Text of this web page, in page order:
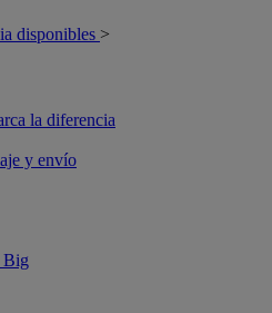
disponibles >
la diferencia
y envío
Big